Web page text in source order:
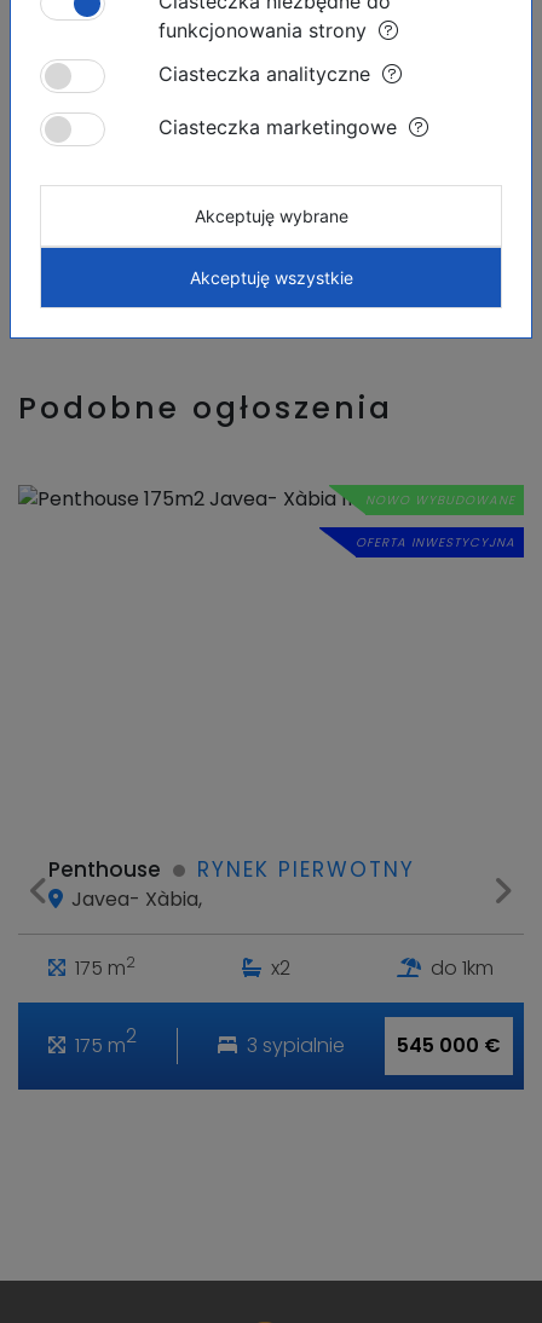
Korona szwedzka:9 247 697.20 SEK
Korona islandzka:120 326 612.37 ISK
Polski złoty:
3 634 345.00 PLN
Informacja podana tutaj jest orientacyjna i nie stanowi
Podobne ogłoszenia
NOWO WYBUDOWANE
OFERTA INWESTYCYJNA
Penthouse RYNEK PIERWOTNY
Javea- Xàbia,
175 m2 x2 do 1km
175 m2 3 sypialnie 545 000 €
funkcjonowania strony
Ciasteczka analityczne
Ciasteczka marketingowe
Akceptuję wybrane
Akceptuję wszystkie